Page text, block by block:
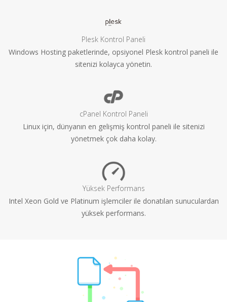
Plesk Kontrol Paneli
Windows Hosting paketlerinde, opsiyonel Plesk kontrol paneli ile
sitenizi kolayca yönetin.
cPanel Kontrol Paneli
Linux için, dünyanın en gelişmiş kontrol paneli ile sitenizi
yönetmek çok daha kolay.
Yüksek Performans
Intel Xeon Gold ve Platinum işlemciler ile donatılan sunuculardan
yüksek performans.